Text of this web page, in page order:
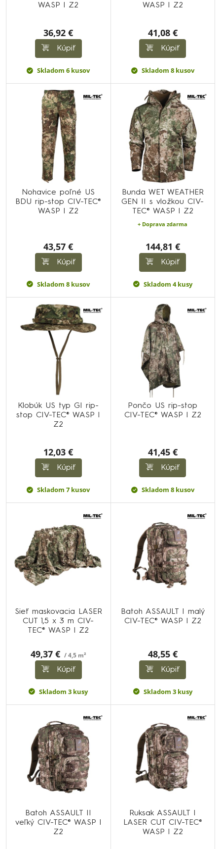
WASP I Z2
36,92 €
Kúpiť
Skladom 6 kusov
WASP I Z2
41,08 €
Kúpiť
Skladom 8 kusov
Nohavice poľné US
BDU rip-stop CIV-TEC®
WASP I Z2
43,57 €
Kúpiť
Skladom 8 kusov
Bunda WET WEATHER
GEN II s vložkou CIV-
TEC® WASP I Z2
+ Doprava zdarma
144,81 €
Kúpiť
Skladom 4 kusy
Klobúk US typ GI rip-
stop CIV-TEC® WASP I
Z2
12,03 €
Kúpiť
Skladom 7 kusov
Pončo US rip-stop
CIV-TEC® WASP I Z2
41,45 €
Kúpiť
Skladom 8 kusov
Sieť maskovacia LASER
CUT 1,5 x 3 m CIV-
TEC® WASP I Z2
49,37 € / 4,5 m²
Kúpiť
Skladom 3 kusy
Batoh ASSAULT I malý
CIV-TEC® WASP I Z2
48,55 €
Kúpiť
Skladom 3 kusy
Batoh ASSAULT II
veľký CIV-TEC® WASP I
Z2
Ruksak ASSAULT I
LASER CUT CIV-TEC®
WASP I Z2